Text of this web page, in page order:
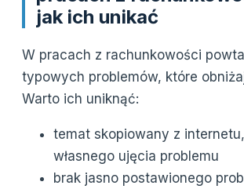
jak ich unikać
W pracach z rachunkowości
typowych problemów, które
Warto ich uniknąć:
temat skopiowany z
własnego ujęcia problemu
brak jasno postawionego